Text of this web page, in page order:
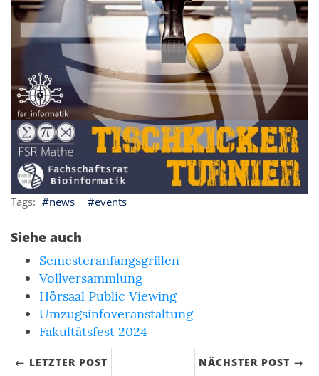
news events
Siehe auch
Semesteranfangsgrillen
Vollversammlung
Hörsaal Public Viewing
Umzugsinfoveranstaltung
Fakultätsfest 2024
← LETZTER POST NÄCHSTER POST →